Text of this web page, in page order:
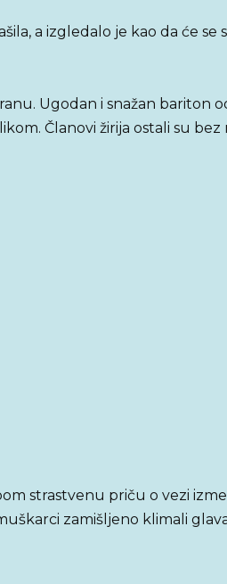
a izgledalo je kao da će
Ugodan i snažan bariton
Članovi žirija ostali su bez
strastvenu priču o vezi
zamišljeno klimali